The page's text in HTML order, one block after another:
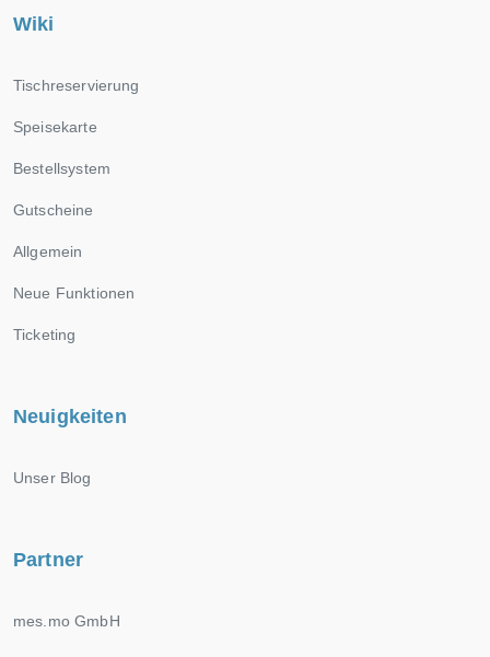
Wiki
Tischreservierung
Speisekarte
Bestellsystem
Gutscheine
Allgemein
Neue Funktionen
Ticketing
Neuigkeiten
Unser Blog
Partner
mes.mo GmbH